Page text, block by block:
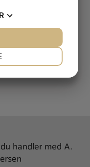
handler med A.